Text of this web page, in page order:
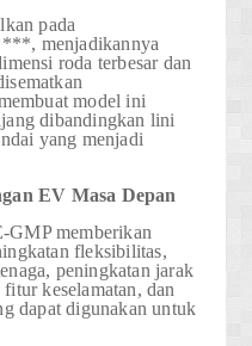
pada
, menjadikannya
roda terbesar dan
model ini
dibandingkan lini
yang menjadi
EV Masa Depan
GMP memberikan
fleksibilitas,
peningkatan jarak
keselamatan, dan
dapat digunakan untuk